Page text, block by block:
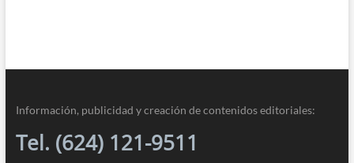
Información, publicidad y creación de contenidos editoriales:
Tel. (624) 121-9511